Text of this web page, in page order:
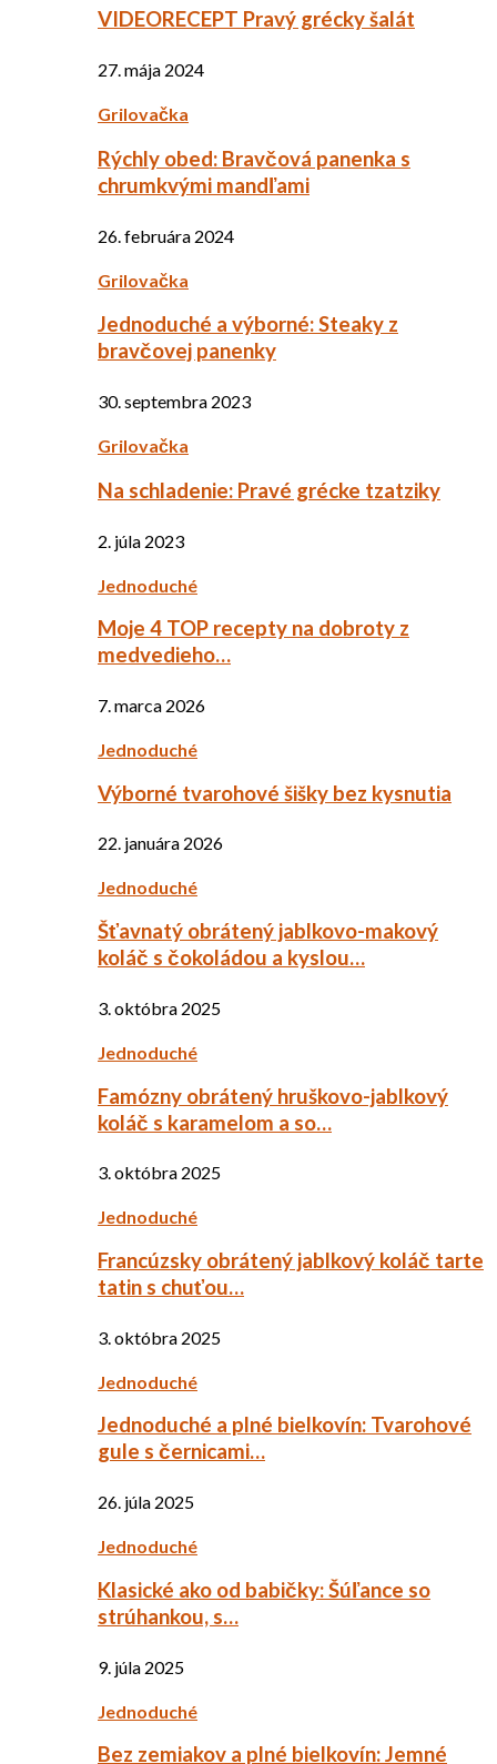
VIDEORECEPT Pravý grécky šalát
27. mája 2024
Grilovačka
Rýchly obed: Bravčová panenka s
chrumkvými mandľami
26. februára 2024
Grilovačka
Jednoduché a výborné: Steaky z
bravčovej panenky
30. septembra 2023
Grilovačka
Na schladenie: Pravé grécke tzatziky
2. júla 2023
Jednoduché
Moje 4 TOP recepty na dobroty z
medvedieho…
7. marca 2026
Jednoduché
Výborné tvarohové šišky bez kysnutia
22. januára 2026
Jednoduché
Šťavnatý obrátený jablkovo-makový
koláč s čokoládou a kyslou…
3. októbra 2025
Jednoduché
Famózny obrátený hruškovo-jablkový
koláč s karamelom a so…
3. októbra 2025
Jednoduché
Francúzsky obrátený jablkový koláč tarte
tatin s chuťou…
3. októbra 2025
Jednoduché
Jednoduché a plné bielkovín: Tvarohové
gule s černicami…
26. júla 2025
Jednoduché
Klasické ako od babičky: Šúľance so
strúhankou, s…
9. júla 2025
Jednoduché
Bez zemiakov a plné bielkovín: Jemné